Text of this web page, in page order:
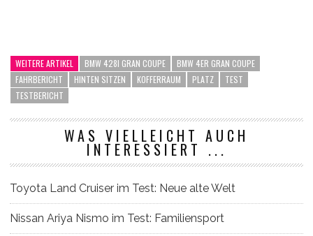
WEITERE ARTIKEL BMW 428I GRAN COUPE
BMW 4ER GRAN COUPE
FAHRBERICHT
HINTEN SITZEN KOFFERRAUM PLATZ
TEST
TESTBERICHT
WAS VIELLEICHT AUCH
INTERESSIERT ...
Toyota Land Cruiser im Test: Neue alte Welt
Nissan Ariya Nismo im Test: Familiensport